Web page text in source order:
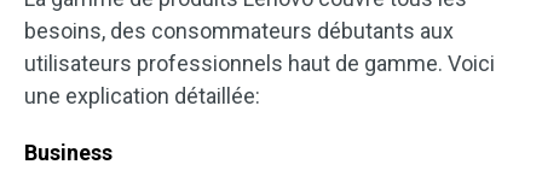
besoins, des consommateurs débutants aux
utilisateurs professionnels haut de gamme. Voici
une explication détaillée:
Business